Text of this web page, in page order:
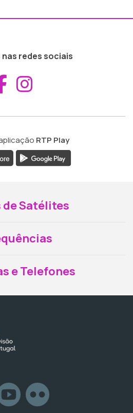
redes sociais
Aceder ao
RTP Play
de Satélites
e Telefones